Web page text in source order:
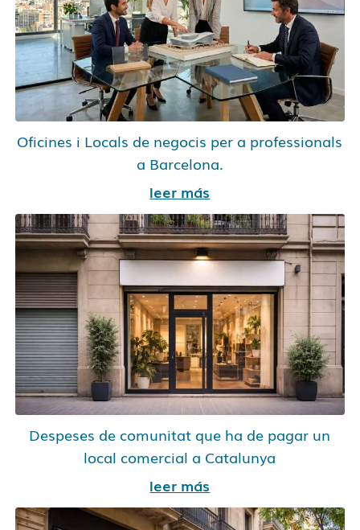
Oficines i Locals de negocis per a professionals
a Barcelona.
leer más
Despeses de comunitat que ha de pagar un
local comercial a Catalunya
leer más